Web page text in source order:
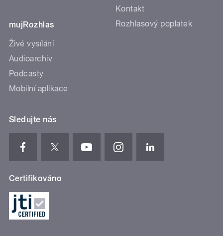
mujRozhlas
Živé vysílání
Audioarchiv
Podcasty
Mobilní aplikace
Kontakt
Rozhlasový poplatek
Sledujte nás
Certifikováno